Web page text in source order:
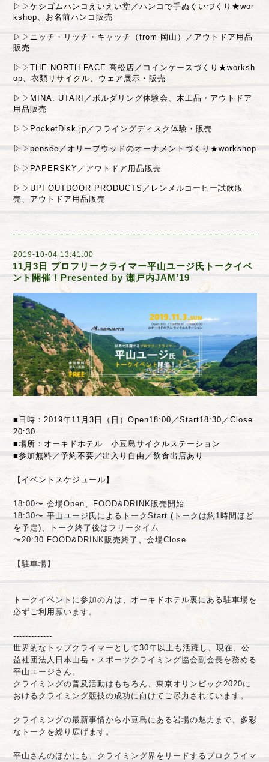
▷▷ケシゴムハンコえいえい堂／ハンコで手ぬぐいづくり★wor
kshop、お名前ハンコ販売
▷▷ニッチ・リッチ・キャッチ（from 岡山）／アウトドア用品
販売
▷▷THE NORTH FACE 高松店／コインケースづくり★worksh
op、衣類リサイクル、ウェア展示・販売
▷▷MINA. UTARI／ボルダリング体験会、木工品・アウトドア
用品販売
▷▷PocketDisk.jp／フライングディスク体験・販売
▷▷pensée／オリーブウッドのオーナメントづくり★workshop
▷▷PAPERSKY／アウトドア用品販売
▷▷UPI OUTDOOR PRODUCTS／レンメルコーヒー試飲販
売、アウトドア用品販売
2019-10-04 13:41:00
11月3日 プロフリークライマー平山ユージ氏トークイベ
ント開催！Presented by 瀬戸内JAM’19
■日時：2019年11月3日（日）Open18:00／Start18:30／Close
20:30
■場所：オーキドホテル 小豆島サイクルステーション
■参加無料／予約不要／出入り自由／飲食出店あり
【イベントスケジュール】
18:00〜 会場Open、FOOD&DRINK販売開始
18:30〜 平山ユージ氏によるトークStart (トークは約1時間ほど
を予定)、トーク終了後はフリータイム
〜20:30 FOOD&DRINK販売終了、会場Close
【駐車場】
トークイベントに参加の方は、オーキドホテル裏にある駐車場を
必ずご利用願います。
-------------
世界的なトップクライマーとして30年以上も活躍し、現在、公
益社団法人日本山岳・スポーツクライミング協会副会長を務める
平山ユージさん。
クライミングの普及活動はもちろん、東京オリンピック2020に
おけるクライミング競技の成功に向けてご尽力されています。
クライミングの最新事情から小豆島にある岩場の魅力まで、多彩
なトークを繰り広げます。
平山さんのほかにも、クライミング界をリードするプロクライマ